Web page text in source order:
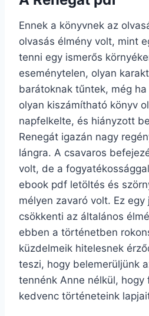
Ennek a könyvnek az
olvasás élmény volt, mint
tenni egy ismerős
eseménytelen, olyan
barátoknak tűntek, még
olyan kiszámítható könyv
napfelkelte, és hiányzott
Renegát igazán nagy
lángra. A csavaros
volt, de a
ebook pdf letöltés és
mélyen zavaró volt. Ez
csökkenti az általános
ebben a történetben
küzdelmeik hitelesnek
teszi, hogy belemerüljünk
tennénk Anne nélkül, hogy
kedvenc történeteink